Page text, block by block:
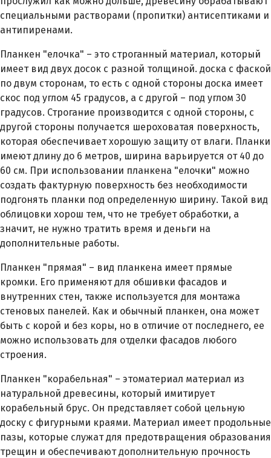
специальными растворами (пропитки) антисептиками и
антипиренами.
Планкен "елочка" – это строганный материал, который
имеет вид двух досок с разной толщиной. доска с фаской
по двум сторонам, то есть с одной стороны доска имеет
скос под углом 45 градусов, а с другой – под углом 30
градусов. Строгание производится с одной стороны, с
другой стороны получается шероховатая поверхность,
которая обеспечивает хорошую защиту от влаги. Планки
имеют длину до 6 метров, ширина варьируется от 40 до
60 см. При использовании планкена "елочки" можно
создать фактурную поверхность без необходимости
подгонять планки под определенную ширину. Такой вид
облицовки хорош тем, что не требует обработки, а
значит, не нужно тратить время и деньги на
дополнительные работы.
Планкен "прямая" – вид планкена имеет прямые
кромки. Его применяют для обшивки фасадов и
внутренних стен, также используется для монтажа
стеновых панелей. Как и обычный планкен, она может
быть с корой и без коры, но в отличие от последнего, ее
можно использовать для отделки фасадов любого
строения.
Планкен "корабельная" – этоматериал материал из
натуральной древесины, который имитирует
корабельный брус. Он представляет собой цельную
доску с фигурными краями. Материал имеет продольные
пазы, которые служат для предотвращения образования
трещин и обеспечивают дополнительную прочность